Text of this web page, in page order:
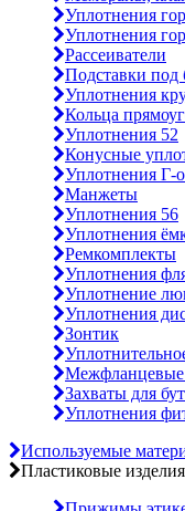
Уплотнения
Уплотнения
Рассеиватели
Подставки под
Уплотнения
Кольца
Уплотнения 52
Конусные
Уплотнения Г-
Манжеты
Уплотнения 56
Уплотнения
Ремкомплекты
Уплотнения
Уплотнение
Уплотнения
Зонтик
Межфланцевые
Захваты для
Уплотнения
Используемые
Пластиковые изделия